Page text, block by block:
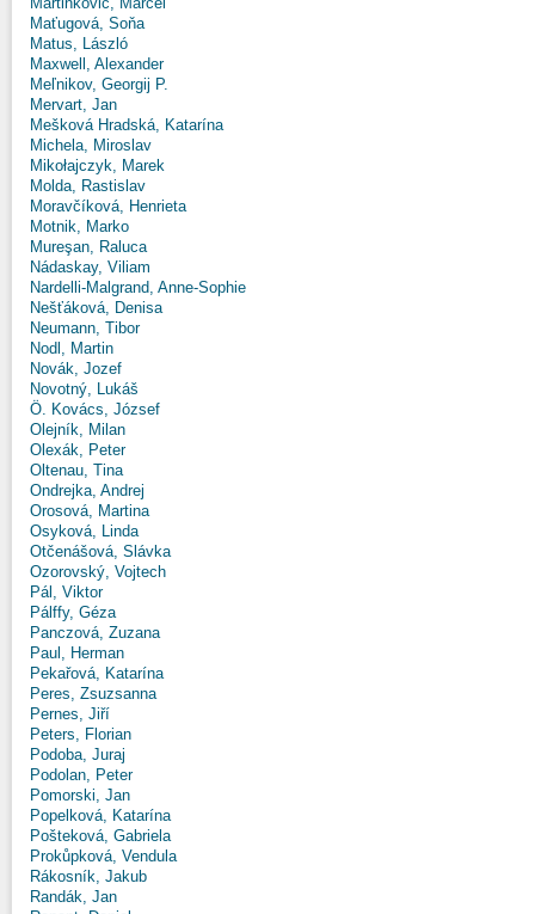
Maťugová, Soňa
Matus, László
Maxwell, Alexander
Meľnikov, Georgij P.
Mervart, Jan
Mešková Hradská, Katarína
Michela, Miroslav
Mikołajczyk, Marek
Molda, Rastislav
Moravčíková, Henrieta
Motnik, Marko
Mureşan, Raluca
Nádaskay, Viliam
Nardelli-Malgrand, Anne-Sophie
Nešťáková, Denisa
Neumann, Tibor
Nodl, Martin
Novák, Jozef
Novotný, Lukáš
Ö. Kovács, József
Olejník, Milan
Olexák, Peter
Oltenau, Tina
Ondrejka, Andrej
Orosová, Martina
Osyková, Linda
Otčenášová, Slávka
Ozorovský, Vojtech
Pál, Viktor
Pálffy, Géza
Panczová, Zuzana
Paul, Herman
Pekařová, Katarína
Peres, Zsuzsanna
Pernes, Jiří
Peters, Florian
Podoba, Juraj
Podolan, Peter
Pomorski, Jan
Popelková, Katarína
Pošteková, Gabriela
Prokůpková, Vendula
Rákosník, Jakub
Randák, Jan